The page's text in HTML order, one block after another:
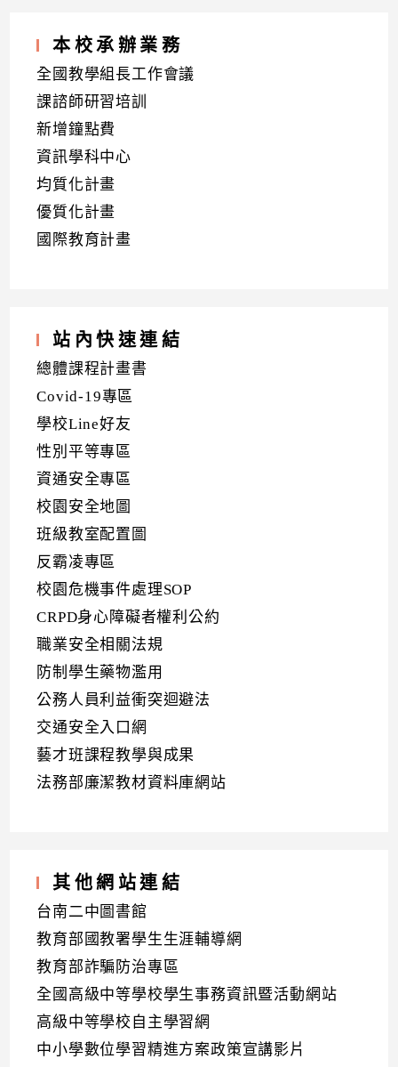
本校承辦業務
全國教學組長工作會議
課諮師研習培訓
新增鐘點費
資訊學科中心
均質化計畫
優質化計畫
國際教育計畫
站內快速連結
總體課程計畫書
Covid-19專區
學校Line好友
性別平等專區
資通安全專區
校園安全地圖
班級教室配置圖
反霸凌專區
校園危機事件處理SOP
CRPD身心障礙者權利公約
職業安全相關法規
防制學生藥物濫用
公務人員利益衝突迴避法
交通安全入口網
藝才班課程教學與成果
法務部廉潔教材資料庫網站
其他網站連結
台南二中圖書館
教育部國教署學生生涯輔導網
教育部詐騙防治專區
全國高級中等學校學生事務資訊暨活動網站
高級中等學校自主學習網
中小學數位學習精進方案政策宣講影片